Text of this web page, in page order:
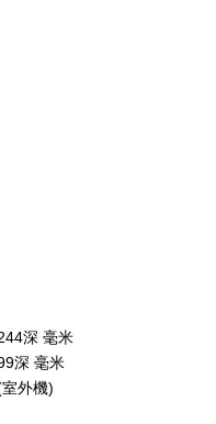
深 毫米
深 毫米
外機)